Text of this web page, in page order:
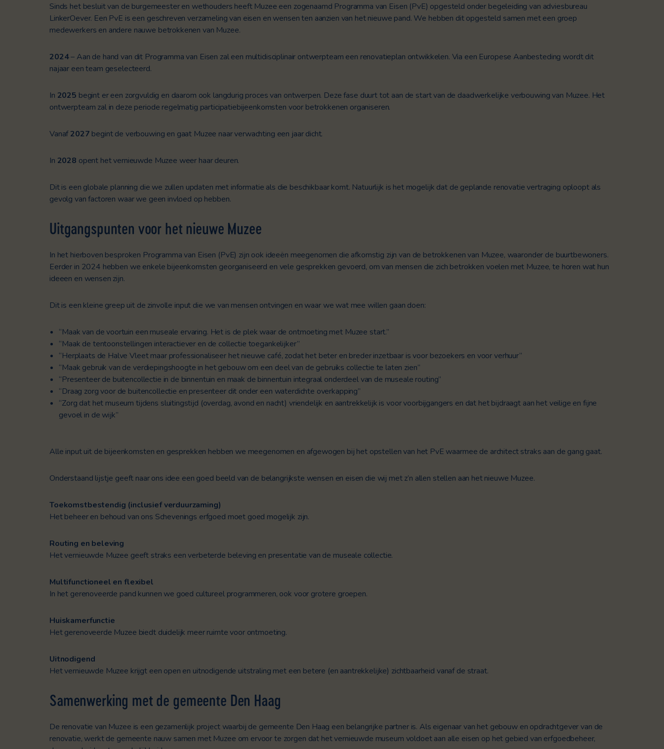
Sinds het besluit van de burgemeester en wethouders heeft Muzee een zogenaamd Programma van Eisen (PvE) opgesteld onder begeleiding van adviesbureau
LinkerOever. Een PvE is een geschreven verzameling van eisen en wensen ten aanzien van het nieuwe pand. We hebben dit opgesteld samen met een groep
medewerkers en andere nauwe betrokkenen van Muzee.
2024– Aan de hand van dit Programma van Eisen zal een multidisciplinair ontwerpteam een renovatieplan ontwikkelen. Via een Europese Aanbesteding wordt dit
najaar een team geselecteerd.
In 2025 begint er een zorgvuldig en daarom ook langdurig proces van ontwerpen. Deze fase duurt tot aan de start van de daadwerkelijke verbouwing van Muzee. Het
ontwerpteam zal in deze periode regelmatig participatiebijeenkomsten voor betrokkenen organiseren.
Vanaf2027 begint de verbouwing en gaat Muzee naar verwachting een jaar dicht.
In 2028 opent het vernieuwde Muzee weer haar deuren.
Dit is een globale planning die we zullen updaten met informatie als die beschikbaar komt. Natuurlijk is het mogelijk dat de geplande renovatie vertraging oploopt als
gevolg van factoren waar we geen invloed op hebben.
Uitgangspunten voor het nieuwe Muzee
In het hierboven besproken Programma van Eisen (PvE) zijn ook ideeën meegenomen die afkomstig zijn van de betrokkenen van Muzee, waaronder de buurtbewoners.
Eerder in 2024 hebben we enkele bijeenkomsten georganiseerd en vele gesprekken gevoerd, om van mensen die zich betrokken voelen met Muzee, te horen wat hun
ideeen en wensen zijn.
Dit is een kleine greep uit de zinvolle input die we van mensen ontvingen en waar we wat mee willen gaan doen:
“Maak van de voortuin een museale ervaring. Het is de plek waar de ontmoeting met Muzee start.”
“Maak de tentoonstellingen interactiever en de collectie toegankelijker”
“Herplaats de Halve Vleet maar professionaliseer het nieuwe café, zodat het beter en breder inzetbaar is voor bezoekers en voor verhuur”
“Maak gebruik van de verdiepingshoogte in het gebouw om een deel van de gebruiks collectie te laten zien”
“Presenteer de buitencollectie in de binnentuin en maak de binnentuin integraal onderdeel van de museale routing”
“Draag zorg voor de buitencollectie en presenteer dit onder een waterdichte overkapping”
“Zorg dat het museum tijdens sluitingstijd (overdag, avond en nacht) vriendelijk en aantrekkelijk is voor voorbijgangers en dat het bijdraagt aan het veilige en fijne
gevoel in de wijk”
Alle input uit de bijeenkomsten en gesprekken hebben we meegenomen en afgewogen bij het opstellen van het PvE waarmee de architect straks aan de gang gaat.
Onderstaand lijstje geeft naar ons idee een goed beeld van de belangrijkste wensen en eisen die wij met z’n allen stellen aan het nieuwe Muzee.
Toekomstbestendig (inclusief verduurzaming)
Het beheer en behoud van ons Schevenings erfgoed moet goed mogelijk zijn.
Routing en beleving
Het vernieuwde Muzee geeft straks een verbeterde beleving en presentatie van de museale collectie.
Multifunctioneel en flexibel
In het gerenoveerde pand kunnen we goed cultureel programmeren, ook voor grotere groepen.
Huiskamerfunctie
Het gerenoveerde Muzee biedt duidelijk meer ruimte voor ontmoeting.
Uitnodigend
Het vernieuwde Muzee krijgt een open en uitnodigende uitstraling met een betere (en aantrekkelijke) zichtbaarheid vanaf de straat.
Samenwerking met de gemeente Den Haag
De renovatie van Muzee is een gezamenlijk project waarbij de gemeente Den Haag een belangrijke partner is. Als eigenaar van het gebouw en opdrachtgever van de
renovatie, werkt de gemeente nauw samen met Muzee om ervoor te zorgen dat het vernieuwde museum voldoet aan alle eisen op het gebied van erfgoedbeheer,